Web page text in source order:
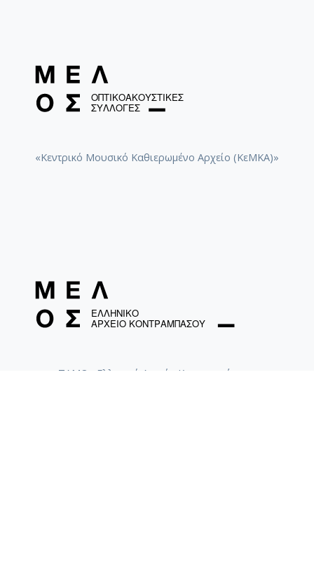
«Κεντρικό Μουσικό Καθιερωμένο Αρχείο (ΚεΜΚΑ)»
ΤΑΜΟ «Ελληνικό Αρχείο Κοντραμπάσου»